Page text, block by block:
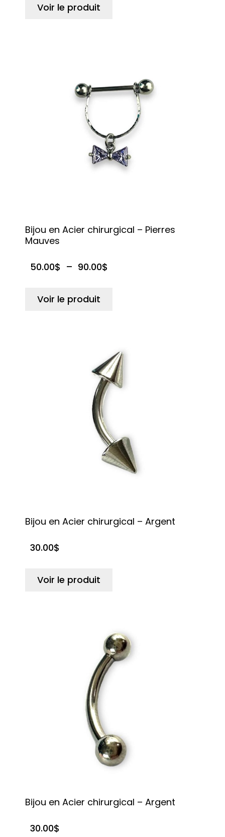
Voir le produit
Bijou en Acier chirurgical – Pierres
Mauves
50.00$ – 90.00$
Voir le produit
Bijou en Acier chirurgical – Argent
30.00$
Voir le produit
Bijou en Acier chirurgical – Argent
30.00$